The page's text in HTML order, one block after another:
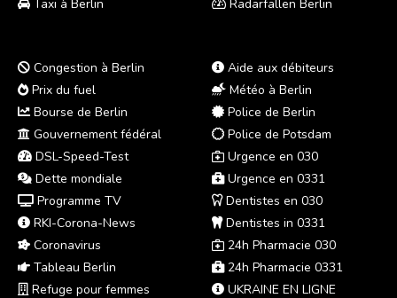
Taxi à Berlin
Radarfallen Berlin
Congestion à Berlin
Prix du fuel
Bourse de Berlin
Gouvernement fédéral
DSL-Speed-Test
Dette mondiale
Programme TV
RKI-Corona-News
Coronavirus
Tableau Berlin
Refuge pour femmes
Aide aux débiteurs
Météo à Berlin
Police de Berlin
Police de Potsdam
Urgence en 030
Urgence en 0331
Dentistes en 030
Dentistes in 0331
24h Pharmacie 030
24h Pharmacie 0331
UKRAINE EN LIGNE